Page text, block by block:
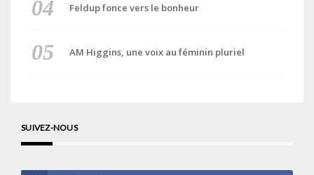
Feldup fonce vers le bonheur
AM Higgins, une voix au féminin pluriel
SUIVEZ-NOUS